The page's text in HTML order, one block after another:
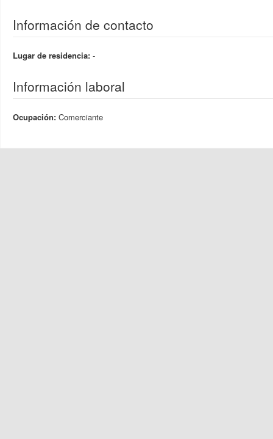
Información de contacto
Lugar de residencia: -
Información laboral
Ocupación: Comerciante